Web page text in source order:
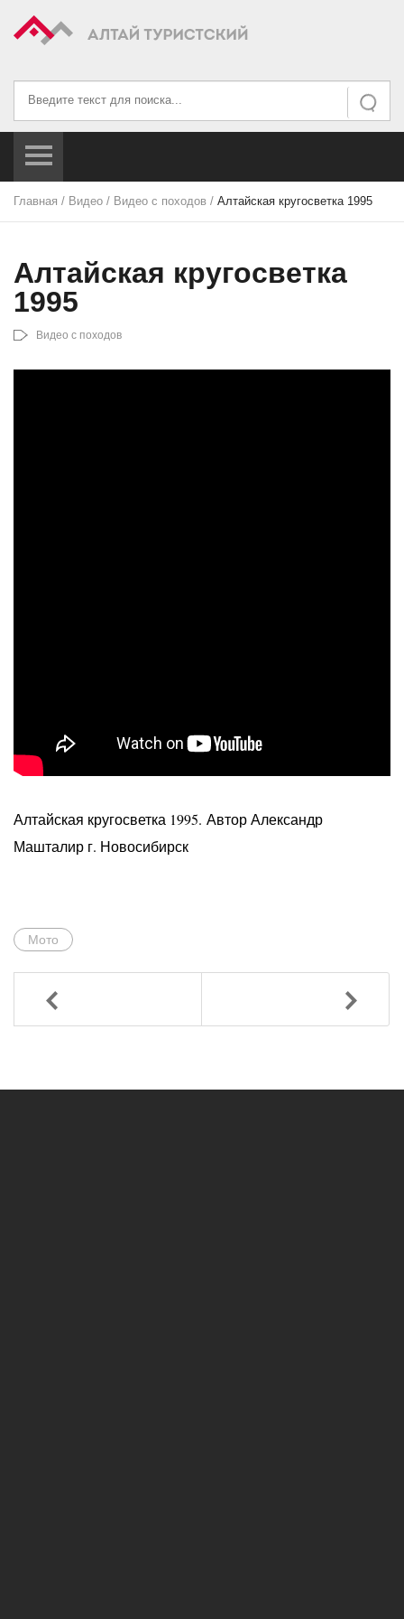
Искать
Искать...
Главная / Видео / Видео с походов / Алтайская кругосветка 1995
Алтайская кругосветка
1995
Видео с походов
Алтайская кругосветка 1995. Автор Александр
Машталир г. Новосибирск
Мото
Назад Вперед